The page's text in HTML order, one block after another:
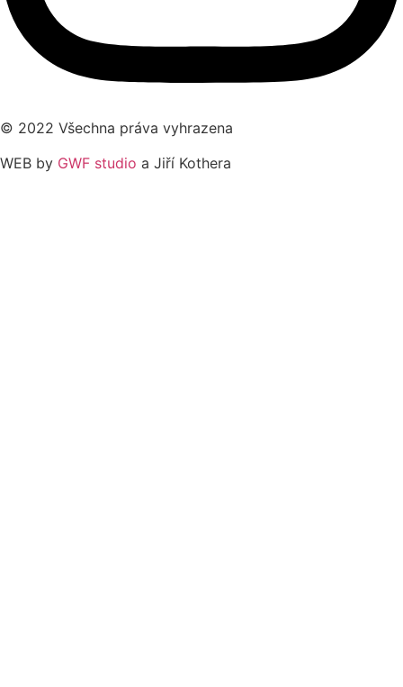
© 2022 Všechna práva vyhrazena
WEB by GWF studio a Jiří Kothera